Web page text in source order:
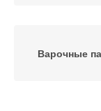
Варочные